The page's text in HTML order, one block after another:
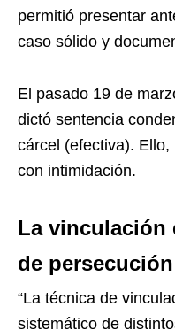
permitió presentar
caso sólido y
El pasado 19 de
dictó sentencia
cárcel (efectiva).
con intimidación.
La vinculación
de
“La técnica de
sistemático de